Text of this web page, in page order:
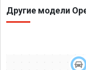
Другие модели